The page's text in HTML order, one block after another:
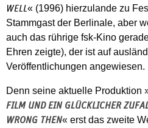
WELL« (1996) hierzulande zu
Stammgast der Berlinale, aber
auch das rührige fsk-Kino
Ehren zeigte), der ist auf
Veröffentlichungen angewiesen.
Denn seine aktuelle Produktion
FILM UND EIN GLÜCKLICHER
WRONG THEN« erst das zweite